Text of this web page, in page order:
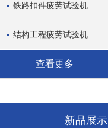
铁路扣件疲劳试验机
结构工程疲劳试验机
查看更多
新品展示